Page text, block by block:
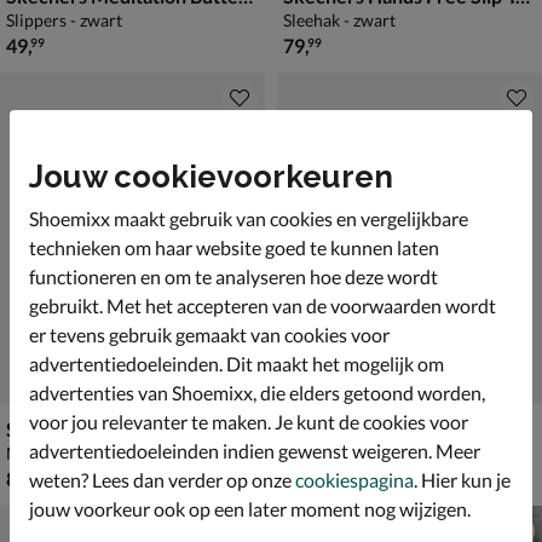
Slippers - zwart
€ 49,99
49,99
Sleehak - zwart
€ 79,99
79,99
Skechers On-the-GO Flex Radiant - Bonnie
Mocassins & loafers - taupe
€ 89,99
89 ,99
Skechers Go Walk Flex
Slippers - bruin
€ 69,99
69,99
Jouw cookievoorkeuren
Shoemixx maakt gebruik van cookies en vergelijkbare
technieken om haar website goed te kunnen laten
functioneren en om te analyseren hoe deze wordt
gebruikt. Met het accepteren van de voorwaarden wordt
er tevens gebruik gemaakt van cookies voor
advertentiedoeleinden. Dit maakt het mogelijk om
advertenties van Shoemixx, die elders getoond worden,
voor jou relevanter te maken. Je kunt de cookies voor
advertentiedoeleinden indien gewenst weigeren. Meer
weten? Lees dan verder op onzecookiespagina. Hier kun je
jouw voorkeur ook op een later moment nog wijzigen.